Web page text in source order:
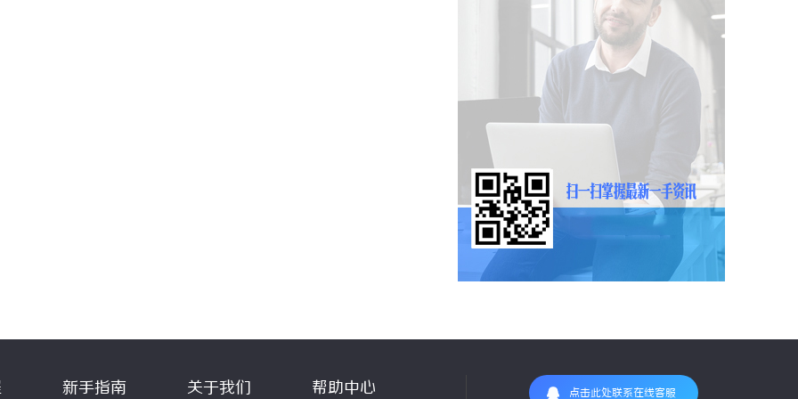
新手指南 关于我们 帮助中心 点击此处联系在线客服